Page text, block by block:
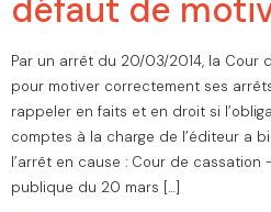
défaut de
Par un arrêt du 20/03/2014, la Cour
pour motiver correctement ses
rappeler en faits et en droit si
comptes à la charge de l’éditeur a
l’arrêt en cause : Cour de cassation
publique du 20 mars […]